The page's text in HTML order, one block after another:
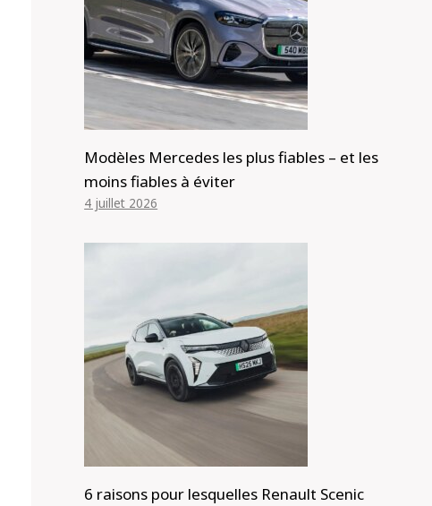
Modèles Mercedes les plus fiables – et les
moins fiables à éviter
4 juillet 2026
6 raisons pour lesquelles Renault Scenic